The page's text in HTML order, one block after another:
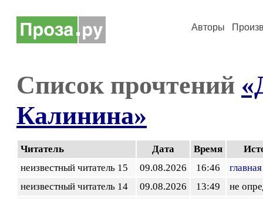
Авторы
Список прочтений
Калинина»
Читатель Дата Время
неизвестный читатель 15
09.08.2026 16:46
неизвестный читатель 14
09.08.2026 13:49
не